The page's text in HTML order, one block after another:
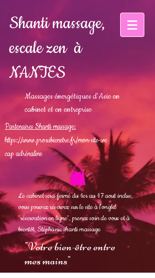
Shanti massage,
escale zen à
NANTES
Massages énergétiques d'Asie en
cabinet et en entreprise
Partenaires Shanti massage:
https://www.proxibienetre.fr/mon-site-we
cap adrénaline
Le cabinet sera fermé du 1er au 17 aout inclus,
vous pouvez réservez sur le site à l'onglet
"réservation en ligne", prenez soin de vous et à
bientôt, Stéphanie shanti massage
"Votre bien-être entre
mes mains"